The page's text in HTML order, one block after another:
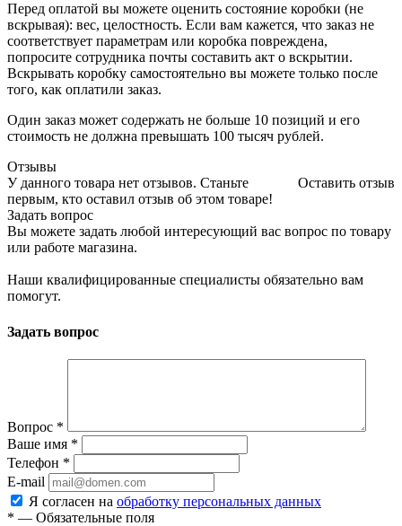
Перед оплатой вы можете оценить состояние коробки (не
вскрывая): вес, целостность. Если вам кажется, что заказ не
соответствует параметрам или коробка повреждена,
попросите сотрудника почты составить акт о вскрытии.
Вскрывать коробку самостоятельно вы можете только после
того, как оплатили заказ.
Один заказ может содержать не больше 10 позиций и его
стоимость не должна превышать 100 тысяч рублей.
Отзывы
Оставить отзыв
У данного товара нет отзывов. Станьте
первым, кто оставил отзыв об этом товаре!
Задать вопрос
Вы можете задать любой интересующий вас вопрос по товару
или работе магазина.
Наши квалифицированные специалисты обязательно вам
помогут.
Задать вопрос
Вопрос *
Ваше имя *
Телефон *
E-mail
Я согласен на обработку персональных данных
* — Обязательные поля